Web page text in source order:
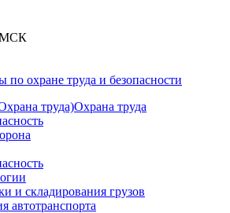
МСК
по охране труда и безопасности
труда)Охрана труда
и складирования грузов
автотранспорта